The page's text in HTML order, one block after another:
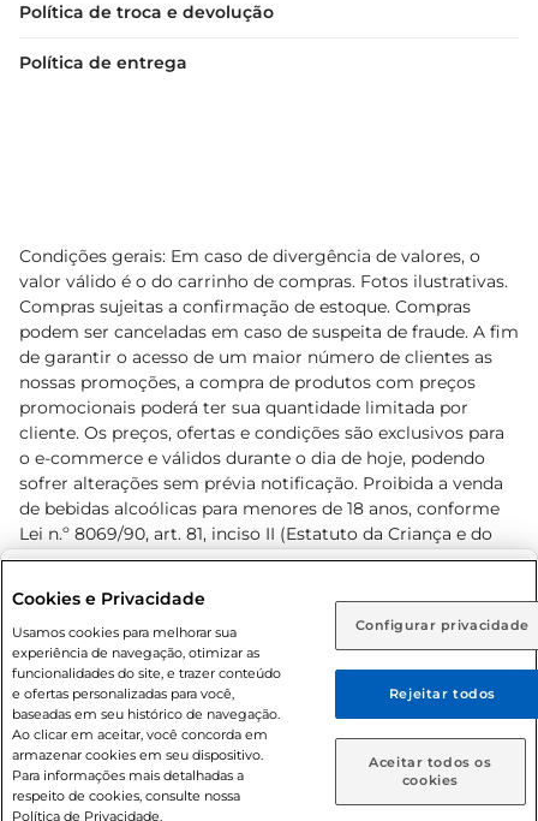
Rio de Janeiro (RJ) Goiás (GO)
Ou
Caso queira comprar online, informe como deseja receber
suas compras:
Entrega em casa Retire em Loja
Política de troca e devolução
Política de entrega
Condições gerais: Em caso de divergência de valores, o
valor válido é o do carrinho de compras. Fotos ilustrativas.
Compras sujeitas a confirmação de estoque. Compras
podem ser canceladas em caso de suspeita de fraude. A fim
de garantir o acesso de um maior número de clientes as
nossas promoções, a compra de produtos com preços
promocionais poderá ter sua quantidade limitada por
cliente. Os preços, ofertas e condições são exclusivos para
o e-commerce e válidos durante o dia de hoje, podendo
sofrer alterações sem prévia notificação. Proibida a venda
de bebidas alcoólicas para menores de 18 anos, conforme
Lei n.º 8069/90, art. 81, inciso II (Estatuto da Criança e do
Adolescente). Preços e condições exclusivos para o
prévio. O valor mínimo para as compras on-line é de R$
80,00.
© 2026 Copyright. Todos os direitos
reservados Prezunic.
Cookies e Privacidade
Usamos cookies para melhorar sua
experiência de navegação, otimizar as
funcionalidades do site, e trazer conteúdo
e ofertas personalizadas para você,
baseadas em seu histórico de navegação.
Ao clicar em aceitar, você concorda em
armazenar cookies em seu dispositivo.
Para informações mais detalhadas a
respeito de cookies, consulte nossa
Política de Privacidade.
Configurar privacidade
Rejeitar todos
Aceitar todos os
cookies